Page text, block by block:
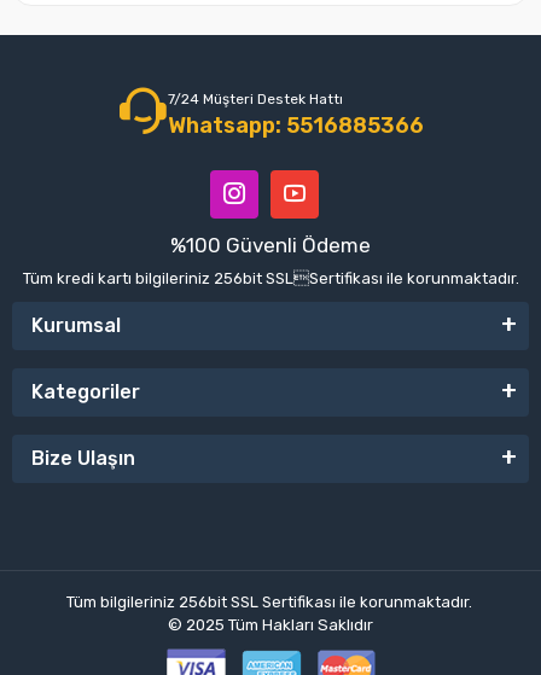
7/24 Müşteri Destek Hattı
Whatsapp: 5516885366
%100 Güvenli Ödeme
Tüm kredi kartı bilgileriniz 256bit SSLSertifikası ile korunmaktadır.
Kurumsal
Kategoriler
Bize Ulaşın
Tüm bilgileriniz 256bit SSL Sertifikası ile korunmaktadır.
© 2025 Tüm Hakları Saklıdır